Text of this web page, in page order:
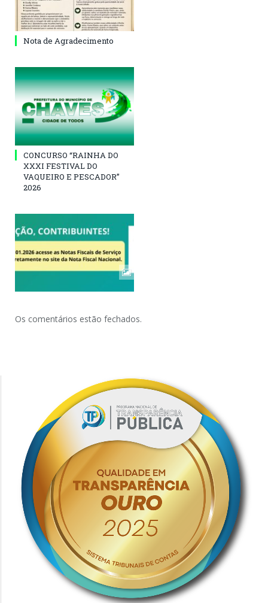
Nota de Agradecimento
CONCURSO “RAINHA DO
XXXI FESTIVAL DO
VAQUEIRO E PESCADOR”
2026
Os comentários estão fechados.